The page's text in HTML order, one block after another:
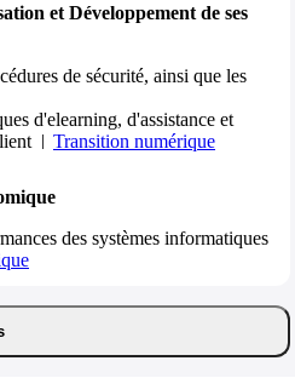
et Développement de ses
de sécurité, ainsi que les
d'elearning, d'assistance et
Transition numérique
des systèmes informatiques